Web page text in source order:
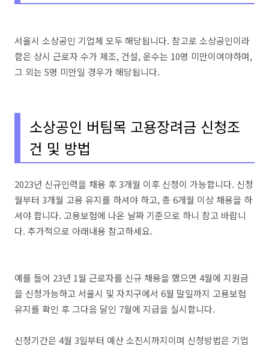
서울시 소상공인 기업체 모두 해당됩니다. 참고로 소상공인이라
함은 상시 근로자 수가 제조, 건설, 운수는 10명 미만이여야하며,
그 외는 5명 미만일 경우가 해당됩니다.
소상공인 버팀목 고용장려금 신청조
건 및 방법
2023년 신규인력을 채용 후 3개월 이후 신청이 가능합니다. 신청
월부터 3개월 고용 유지를 하셔야 하고, 총 6개월 이상 채용을 하
셔야 합니다. 고용보험에 나온 날짜 기준으로 하니 참고 바랍니
다. 추가적으로 아래내용 참고하세요.
예를 들어 23년 1월 근로자를 신규 채용을 했으면 4월에 지원금
을 신청가능하고 서울시 및 자치구에서 6월 말일까지 고용보험
유지를 확인 후 그다음 달인 7월에 지급을 실시합니다.
신청기간은 4월 3일부터 예산 소진시까지이며 신청방법은 기업